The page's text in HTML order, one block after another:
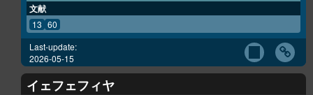
文献
13 60
Last-update:
2026-05-15
イェフェフィヤ